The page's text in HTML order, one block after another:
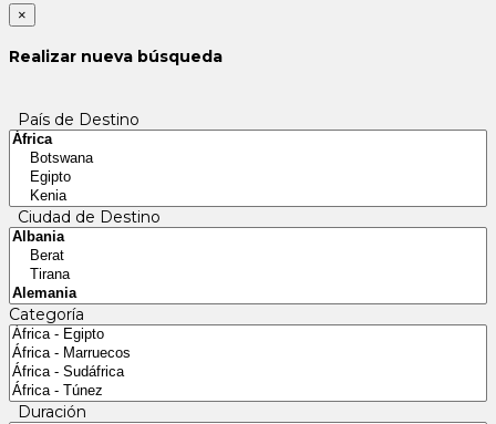
×
Realizar nueva búsqueda
País de Destino
Ciudad de Destino
Categoría
Duración